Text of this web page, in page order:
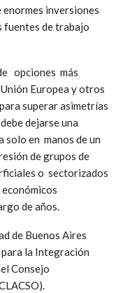
inversiones
fuentes de trabajo
opciones más
Europea y otros
superar asimetrías
dejarse una
solo en manos de un
de grupos de
o sectorizados
de años.
de Buenos Aires
para la Integración
Consejo